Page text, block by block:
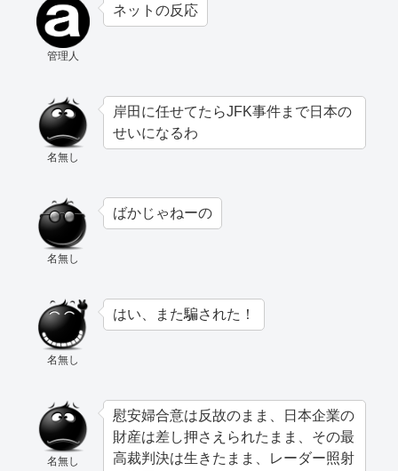
管理人
ネットの反応
名無し
岸田に任せてたらJFK事件まで日本の
せいになるわ
名無し
ばかじゃねーの
名無し
はい、また騙された！
名無し
慰安婦合意は反故のまま、日本企業の
財産は差し押さえられたまま、その最
高裁判決は生きたまま、レーダー照射